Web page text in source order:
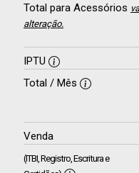
Total para Acessórios
alteração.
IPTU
Total / Mês
Venda
(ITBI, Registro, Escritura e